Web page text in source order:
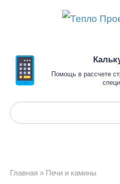
Помощь в рассчете
Поиск:
Главная » Печи и камины